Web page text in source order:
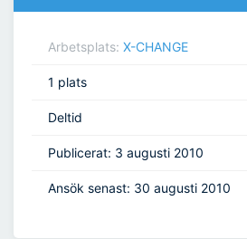
Arbetsplats: X-CHANGE
1 plats
Deltid
Publicerat: 3 augusti 2010
Ansök senast: 30 augusti 2010